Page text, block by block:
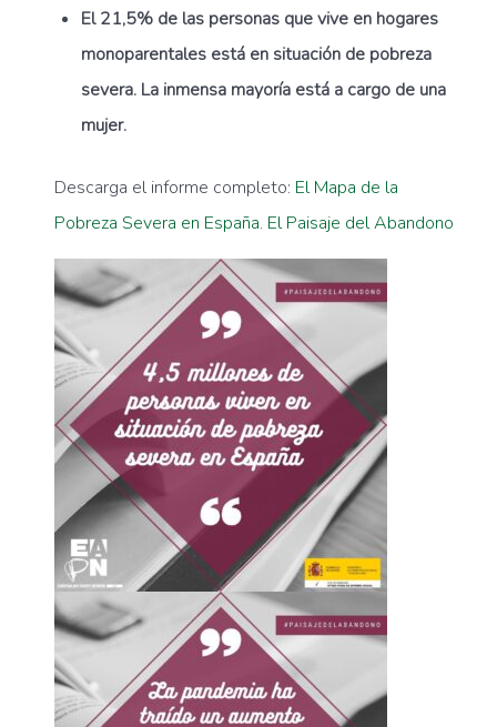
El 21,5% de las personas que vive en hogares
monoparentales está en situación de pobreza
severa. La inmensa mayoría está a cargo de una
mujer.
Descarga el informe completo: El Mapa de la
Pobreza Severa en España. El Paisaje del Abandono